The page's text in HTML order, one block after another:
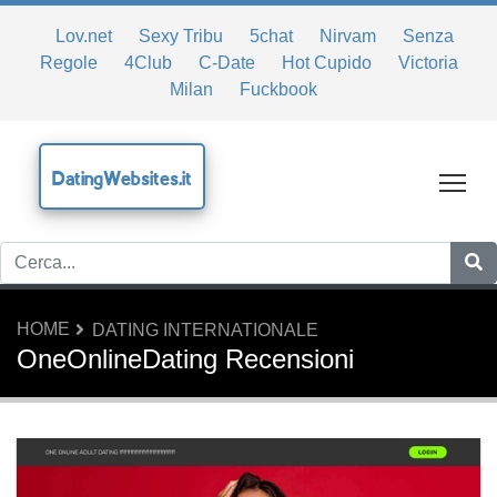
Lov.net Sexy Tribu 5chat Nirvam
Senza
Regole
4Club C-Date Hot Cupido
Victoria
Milan
Fuckbook
DatingWebsites.it
HOME DATING INTERNATIONALE
OneOnlineDating Recensioni